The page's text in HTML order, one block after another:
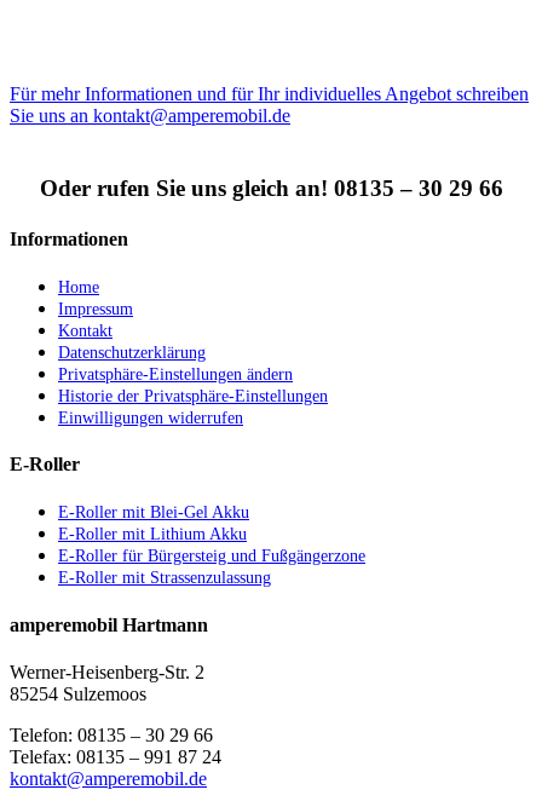
Für mehr Informationen und für Ihr individuelles Angebot schreiben
Sie uns an kontakt@amperemobil.de
Oder rufen Sie uns gleich an! 08135 – 30 29 66
Informationen
Home
Impressum
Kontakt
Datenschutzerklärung
Privatsphäre-Einstellungen ändern
Historie der Privatsphäre-Einstellungen
Einwilligungen widerrufen
E-Roller
E-Roller mit Blei-Gel Akku
E-Roller mit Lithium Akku
E-Roller für Bürgersteig und Fußgängerzone
E-Roller mit Strassenzulassung
amperemobil Hartmann
Werner-Heisenberg-Str. 2
85254 Sulzemoos
Telefon: 08135 – 30 29 66
Telefax: 08135 – 991 87 24
kontakt@amperemobil.de